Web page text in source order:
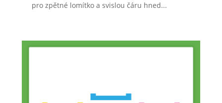
pro zpětné lomítko a svislou čáru hned...